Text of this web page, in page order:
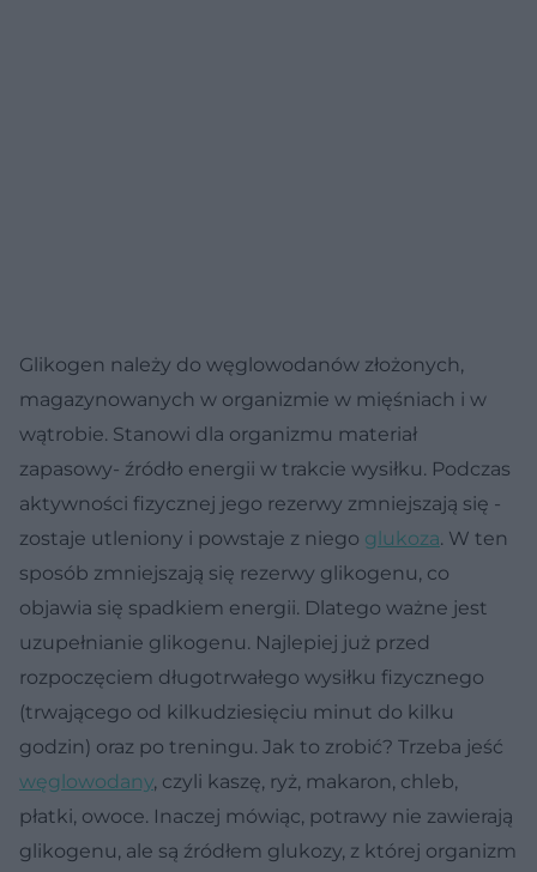
Glikogen należy do węglowodanów złożonych,
magazynowanych w organizmie w mięśniach i w
wątrobie. Stanowi dla organizmu materiał
zapasowy- źródło energii w trakcie wysiłku. Podczas
aktywności fizycznej jego rezerwy zmniejszają się -
zostaje utleniony i powstaje z niego glukoza. W ten
sposób zmniejszają się rezerwy glikogenu, co
objawia się spadkiem energii. Dlatego ważne jest
uzupełnianie glikogenu. Najlepiej już przed
rozpoczęciem długotrwałego wysiłku fizycznego
(trwającego od kilkudziesięciu minut do kilku
godzin) oraz po treningu. Jak to zrobić? Trzeba jeść
węglowodany, czyli kaszę, ryż, makaron, chleb,
płatki, owoce. Inaczej mówiąc, potrawy nie zawierają
glikogenu, ale są źródłem glukozy, z której organizm